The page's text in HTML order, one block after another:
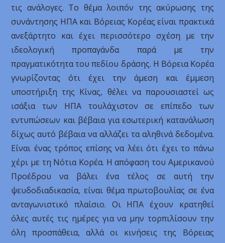
τις ανάλογες. Το θέμα λοιπόν της ακύρωσης της
συνάντησης ΗΠΑ και Βόρειας Κορέας είναι πρακτικά
ανεξάρτητο και έχει περισσότερο σχέση με την
ιδεολογική προπαγάνδα παρά με την
πραγματικότητα του πεδίου δράσης. Η Βόρεια Κορέα
γνωρίζοντας ότι έχει την άμεση και έμμεση
υποστήριξη της Κίνας, θέλει να παρουσιαστεί ως
ισάξια των ΗΠΑ τουλάχιστον σε επίπεδο των
εντυπώσεων και βέβαια για εσωτερική κατανάλωση
δίχως αυτό βέβαια να αλλάζει τα αληθινά δεδομένα.
Είναι ένας τρόπος επίσης να λέει ότι έχει το πάνω
χέρι με τη Νότια Κορέα. Η απόφαση του Αμερικανού
Προέδρου να βάλει ένα τέλος σε αυτή την
ψευδοδιαδικασία, είναι θέμα πρωτοβουλίας σε ένα
ανταγωνιστικό πλαίσιο. Οι ΗΠΑ έχουν κρατηθεί
όλες αυτές τις ημέρες για να μην τορπιλίσουν την
όλη προσπάθεια, αλλά οι κινήσεις της Βόρειας